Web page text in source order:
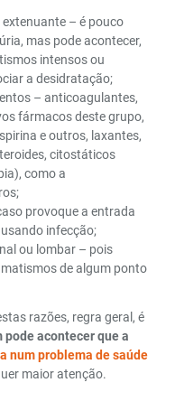
– é pouco
mas pode acontecer,
intensos ou
a desidratação;
– anticoagulantes,
fármacos deste grupo,
e outros, laxantes,
citostáticos
como a
provoque a entrada
infecção;
ou lombar – pois
de algum ponto
razões, regra geral, é
pode acontecer que a
num problema de saúde
maior atenção.